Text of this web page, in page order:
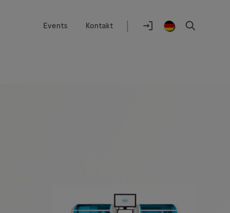
Events Kontakt |
Auswahlhilfe